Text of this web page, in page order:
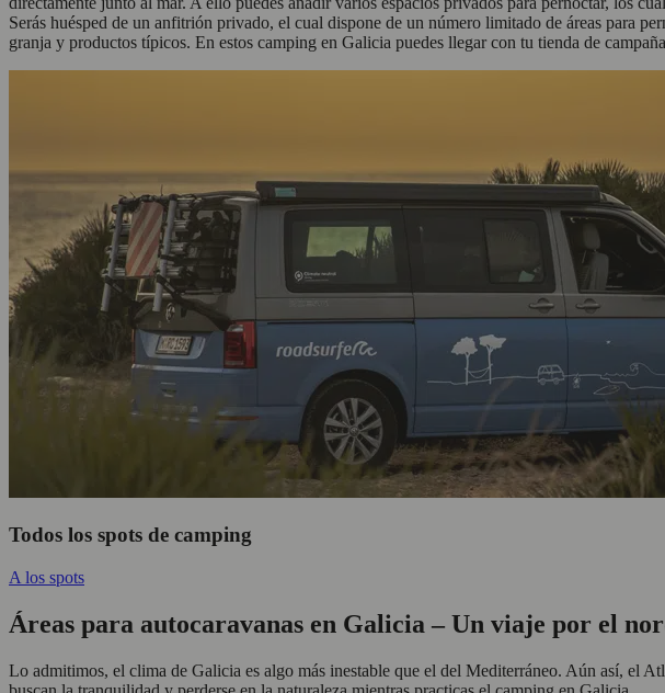
Serás huésped de un anfitrión privado, el cual dispone de un número limitado de áreas para
granja y productos típicos. En estos camping en Galicia puedes llegar con tu tienda de
Todos los spots de camping
A los spots
Áreas para autocaravanas en Galicia – Un viaje por el
Lo admitimos, el clima de Galicia es algo más inestable que el del Mediterráneo. Aún así, el